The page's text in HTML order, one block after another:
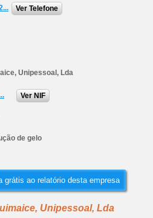
Ver Telefone
Unipessoal, Lda
Ver NIF
de gelo
grátis ao relatório desta empresa
Unipessoal, Lda